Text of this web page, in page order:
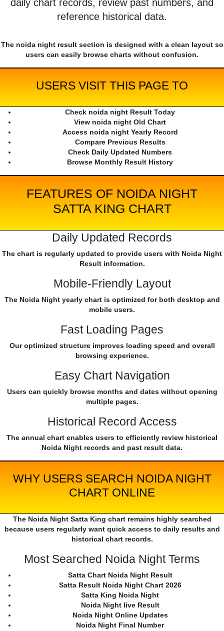
daily chart records, review past numbers, and
reference historical data.
The noida night result section is designed with a clean layout so
users can easily browse charts without confusion.
USERS VISIT THIS PAGE TO
Check noida night Result Today
View noida night Old Chart
Access noida night Yearly Record
Compare Previous Results
Check Daily Updated Numbers
Browse Monthly Result History
FEATURES OF NOIDA NIGHT
SATTA KING CHART
Daily Updated Records
The chart is regularly updated to provide users with Noida Night
Result information.
Mobile-Friendly Layout
The Noida Night yearly chart is optimized for both desktop and
mobile users.
Fast Loading Pages
Our optimized structure improves loading speed and overall
browsing experience.
Easy Chart Navigation
Users can quickly browse months and dates without opening
multiple pages.
Historical Record Access
The annual chart enables users to efficiently review historical
Noida Night records and past result data.
WHY USERS SEARCH NOIDA NIGHT
CHART ONLINE
The Noida Night Satta King chart remains highly searched
because users regularly want quick access to daily results and
historical chart records.
Most Searched Noida Night Terms
Satta Chart Noida Night Result
Satta Result Noida Night Chart 2026
Satta King Noida Night
Noida Night live Result
Noida Night Online Updates
Noida Night Final Number